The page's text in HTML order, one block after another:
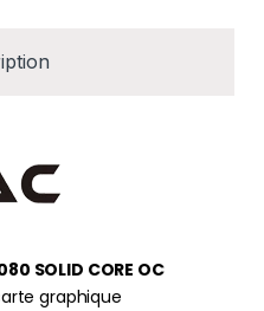
SOLID CORE OC
graphique